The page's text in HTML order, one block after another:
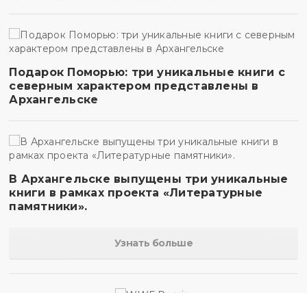
Подарок Поморью: три уникальные книги с
северным характером представлены в
Архангельске
В Архангельске выпущены три уникальные
книги в рамках проекта «Литературные
памятники».
Узнать больше